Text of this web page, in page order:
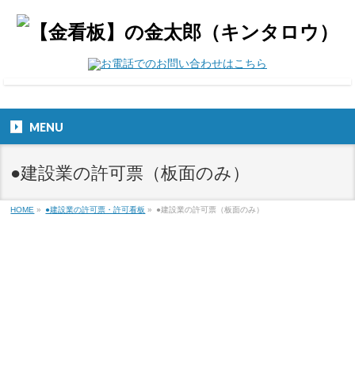
MENU
●建設業の許可票（板面のみ）
HOME » ●建設業の許可票・許可看板 » ●建設業の許可票（板面のみ）